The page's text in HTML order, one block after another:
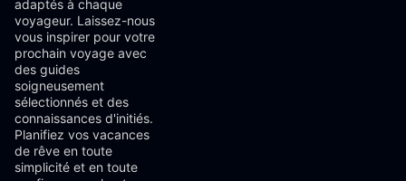
adaptés à chaque
voyageur. Laissez-nous
vous inspirer pour votre
prochain voyage avec
des guides
soigneusement
sélectionnés et des
connaissances d'initiés.
Planifiez vos vacances
de rêve en toute
simplicité et en toute